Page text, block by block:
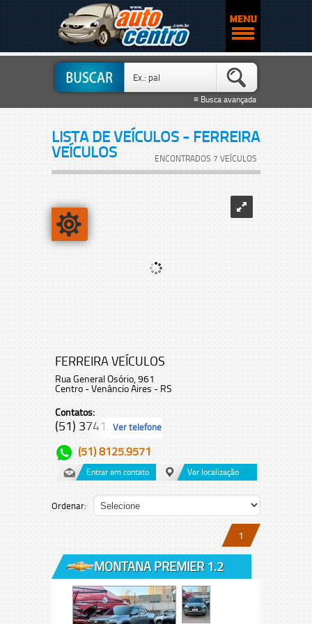
≡ Busca avançada
LISTA DE VEÍCULOS - FERREIRA
VEÍCULOS ENCONTRADOS 7 VEÍCULOS
FERREIRA VEÍCULOS
Rua General Osório, 961
Centro - Venâncio Aires - RS
Contatos:
(51) 3741.5...Ver telefone
(51) 8125.9571
Entrar em contato Ver localização
Ordenar:
1
MONTANA PREMIER 1.2
TURBO